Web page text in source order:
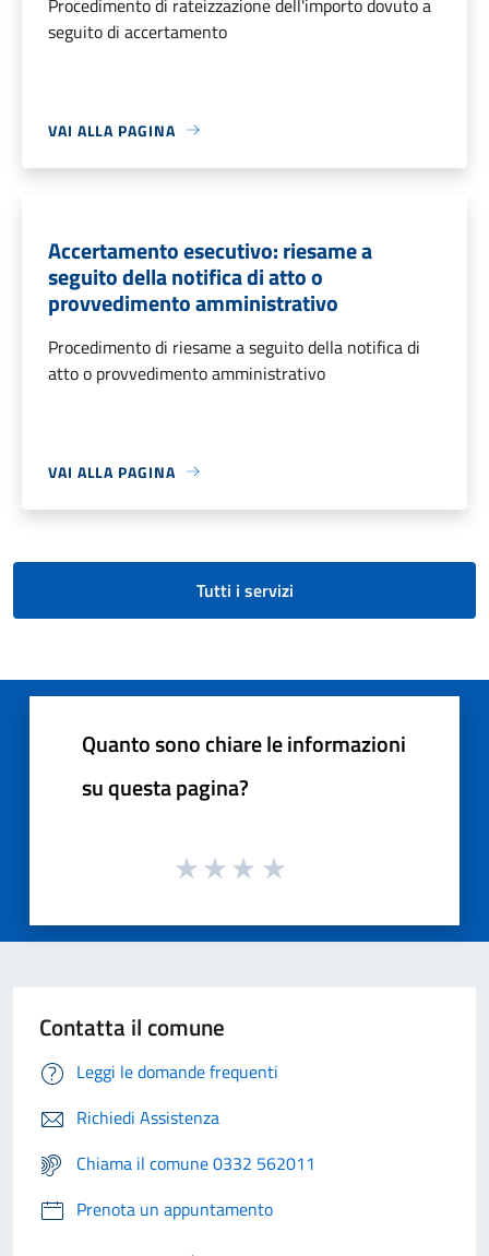
seguito di accertamento
VAI ALLA PAGINA
Accertamento esecutivo: riesame a
seguito della notifica di atto o
provvedimento amministrativo
Procedimento di riesame a seguito della notifica di
atto o provvedimento amministrativo
VAI ALLA PAGINA
Tutti i servizi
Quanto sono chiare le informazioni
su questa pagina?
Contatta il comune
Leggi le domande frequenti
Richiedi Assistenza
Chiama il comune 0332 562011
Prenota un appuntamento